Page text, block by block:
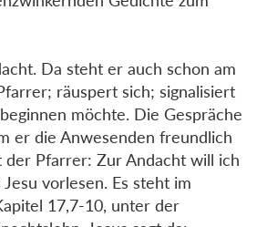
Da steht er auch schon am
räuspert sich; signalisiert
möchte. Die Gespräche
er die Anwesenden freundlich
der Pfarrer: Zur Andacht will ich
vorlesen. Es steht im
17,7-10, unter der